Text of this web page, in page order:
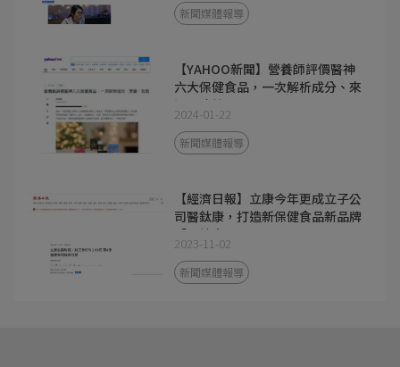
新聞媒體報導
【YAHOO新聞】營養師評價醫神
六大保健食品，一次解析成分、來
源、功效
2024-01-22
新聞媒體報導
【經濟日報】立康今年更成立子公
司醫鈦康，打造新保健食品新品牌
「醫神方」
2023-11-02
新聞媒體報導